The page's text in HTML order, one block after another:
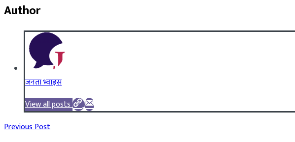
Author
जनता भ्वाइस
View all posts
Previous Post